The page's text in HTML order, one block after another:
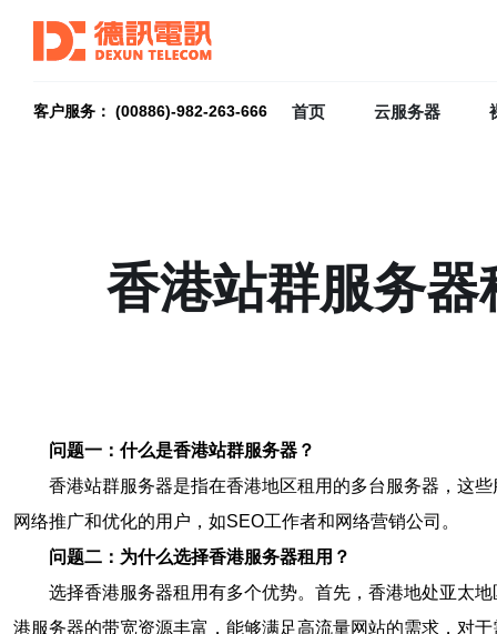
客户服务： (00886)-982-263-666 首页 云服务器
香港站群服务
问题一：什么是香港站群服务器？
香港站群服务器是指在香港地区租用的多台服务器，这
网络推广和优化的用户，如SEO工作者和网络营销公司。
问题二：为什么选择香港服务器租用？
选择香港服务器租用有多个优势。首先，香港地处亚太
港服务器的带宽资源丰富，能够满足高流量网站的需求，对